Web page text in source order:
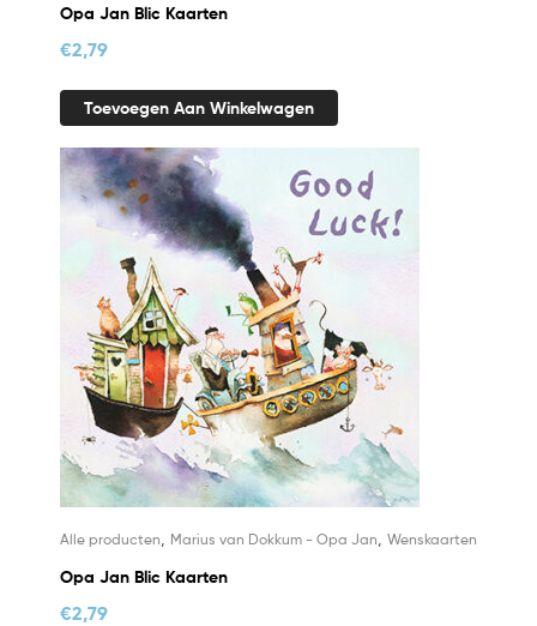
Opa Jan Blic Kaarten
€2,79
Toevoegen Aan Winkelwagen
Alle producten Marius van Dokkum - Opa Jan Wenskaarten
Opa Jan Blic Kaarten
€2,79